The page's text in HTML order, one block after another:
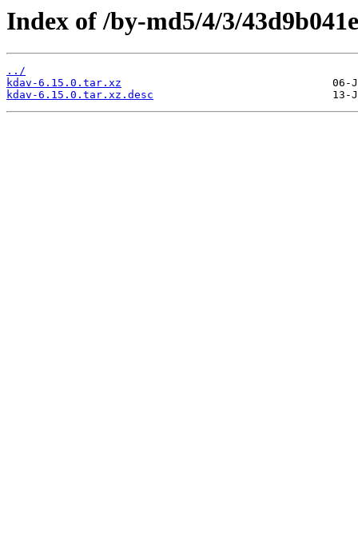
Index of /by-md5/4/3/
../
kdav-6.15.0.tar.xz
kdav-6.15.0.tar.xz.desc